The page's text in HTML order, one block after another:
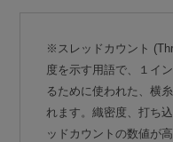
※スレッドカウント
度を示す用語で、１イ
るために使われた、横
れます。織密度、打ち
ッドカウントの数値が